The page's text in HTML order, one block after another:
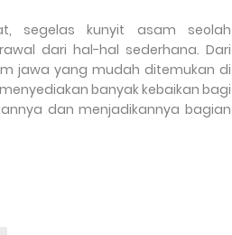
segelas kunyit asam seolah
dari hal-hal sederhana. Dari
jawa yang mudah ditemukan di
banyak kebaikan bagi
dan menjadikannya bagian